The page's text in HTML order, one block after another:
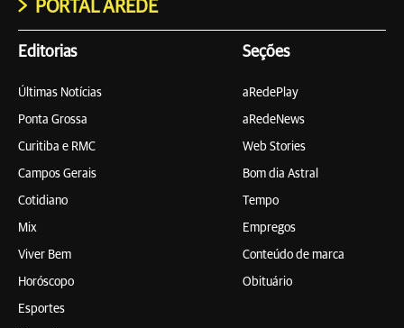
PORTAL AREDE
Editorias
Últimas Notícias
Ponta Grossa
Curitiba e RMC
Campos Gerais
Cotidiano
Mix
Viver Bem
Horóscopo
Esportes
Seções
aRedePlay
aRedeNews
Web Stories
Bom dia Astral
Tempo
Empregos
Conteúdo de marca
Obituário